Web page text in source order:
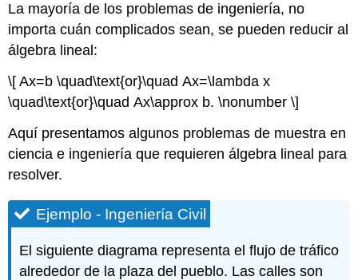
La mayoría de los problemas de ingeniería, no
importa cuán complicados sean, se pueden reducir al
álgebra lineal:
\[ Ax=b \quad\text{or}\quad Ax=\lambda x
\quad\text{or}\quad Ax\approx b. \nonumber \]
Aquí presentamos algunos problemas de muestra en
ciencia e ingeniería que requieren álgebra lineal para
resolver.
Ejemplo - Ingeniería Civil
El siguiente diagrama representa el flujo de tráfico
alrededor de la plaza del pueblo. Las calles son